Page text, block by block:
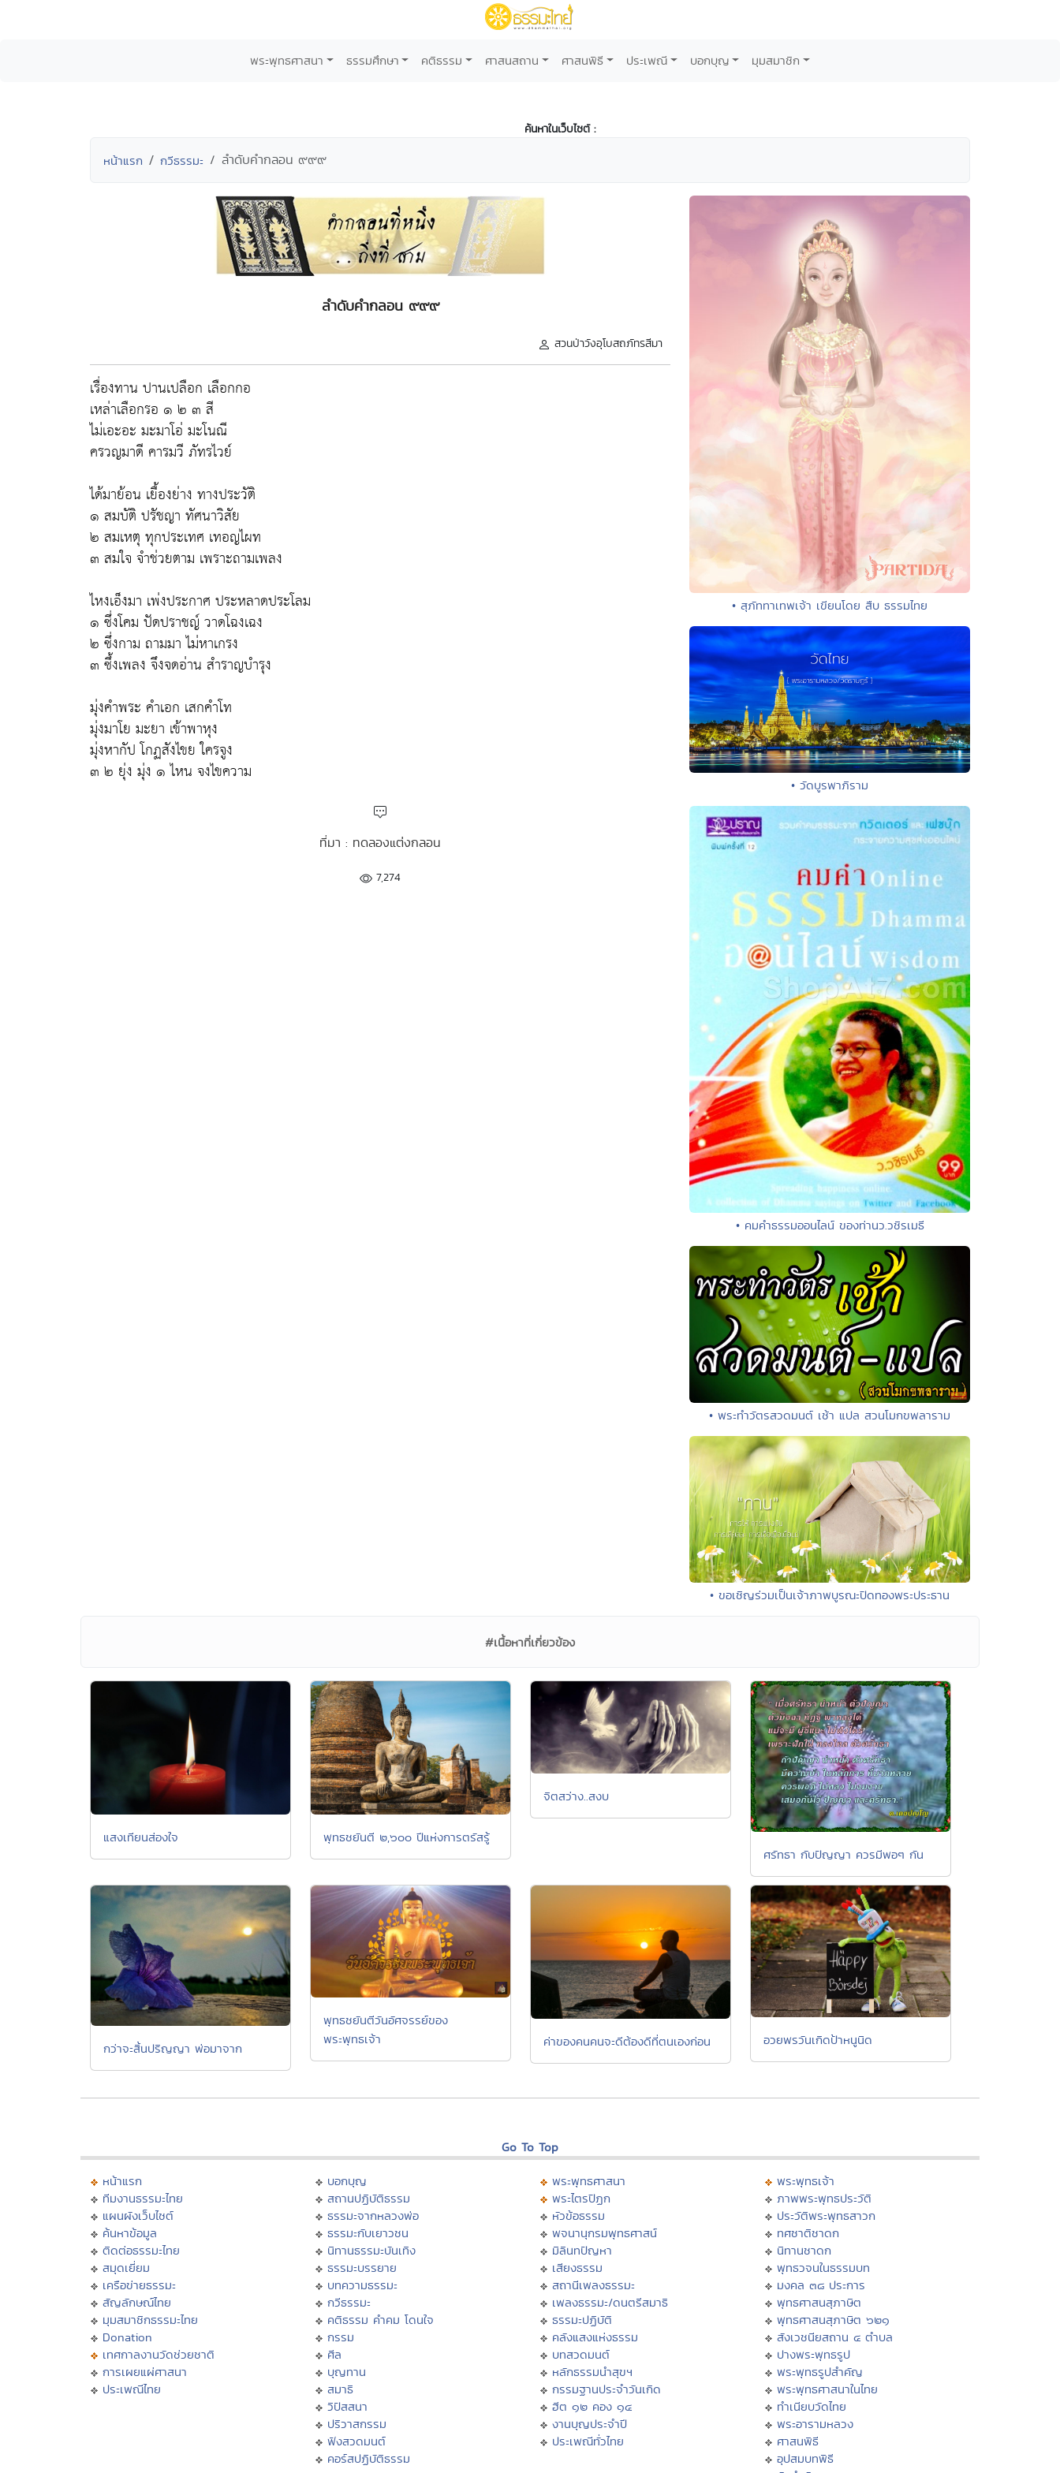
พระพุทธศาสนา ธรรมศึกษา คติธรรม ศาสนสถาน ศาสนพิธี ประเพณี บอกบุญ มุมสมาชิก
ค้นหาในเว็บไซต์ :
หน้าแรก กวีธรรมะ ลำดับคำกลอน ๙๙๙
ลำดับคำกลอน ๙๙๙
สวนป่าวังอุโบสถภัทรสีมา
เรื่องทาน ปานเปลือก เลือกกอ
เหล่าเลือกรอ ๑ ๒ ๓ สี
ไม่เอะอะ มะมาโอ่ มะโนณี
ครวญมาดี คารมวี ภัทรไวย์
ได้มาย้อน เยื้องย่าง ทางประวัติ
๑ สมบัติ ปรัชญา ทัศนาวิสัย
๒ สมเหตุ ทุกประเทศ เทอญไผท
๓ สมใจ จำช่วยตาม เพราะถามเพลง
ไหงเอ็งมา เพ่งประกาศ ประหลาดประโลม
๑ ซึ่งโคม ปัดปราชญ์ วาดโฉงเฉง
๒ ซึ่งกาม ถามมา ไม่หาเกรง
๓ ซึ้งเพลง จึงจดอ่าน สำราญบำรุง
มุ่งคำพระ คำเอก เสกคำโท
มุ่งมาโย มะยา เข้าพาหุง
มุ่งหากัป โกฏสังไขย ใครจูง
๓ ๒ ยุ่ง มุ่ง ๑ ไหน จงไขความ
ที่มา : ทดลองแต่งกลอน
7,274
• สุภัททาเทพเจ้า เขียนโดย สืบ ธรรมไทย
• วัดบูรพาภิราม
• คมคำธรรมออนไลน์ ของท่านว.วชิรเมธี
• พระทำวัตรสวดมนต์ เช้า แปล สวนโมกขพลาราม
• ขอเชิญร่วมเป็นเจ้าภาพบูรณะปิดทองพระประธาน
#เนื้อหาที่เกี่ยวข้อง
แสงเทียนส่องใจ พุทธชยันตี ๒,๖๐๐ ปีแห่งการตรัสรู้
จิตสว่าง..สงบ
ศรัทธา กับปัญญา ควรมีพอๆ กัน
กว่าจะสิ้นปริญญา พ่อมาจาก
พุทธชยันตีวันอัศจรรย์ของ
พระพุทธเจ้า
ค่าของคนคนจะดีต้องดีที่ตนเองก่อน อวยพรวันเกิดป้าหนูนิด
Go To Top
หน้าแรก
ทีมงานธรรมะไทย
แผนผังเว็บไซต์
ค้นหาข้อมูล
ติดต่อธรรมะไทย
สมุดเยี่ยม
เครือข่ายธรรมะ
สัญลักษณ์ไทย
มุมสมาชิกธรรมะไทย
Donation
เทศกาลงานวัดช่วยชาติ
การเผยแผ่ศาสนา
ประเพณีไทย
บอกบุญ
สถานปฏิบัติธรรม
ธรรมะจากหลวงพ่อ
ธรรมะกับเยาวชน
นิทานธรรมะบันเทิง
ธรรมะบรรยาย
บทความธรรมะ
กวีธรรมะ
คติธรรม คำคม โดนใจ
กรรม
ศีล
บุญทาน
สมาธิ
วิปัสสนา
ปริวาสกรรม
ฟังสวดมนต์
คอร์สปฏิบัติธรรม
พระพุทธศาสนา
พระไตรปิฏก
หัวข้อธรรม
พจนานุกรมพุทธศาสน์
มิลินทปัญหา
เสียงธรรม
สถานีเพลงธรรมะ
เพลงธรรมะ/ดนตรีสมาธิ
ธรรมะปฏิบัติ
คลังแสงแห่งธรรม
บทสวดมนต์
หลักธรรมนำสุขฯ
กรรมฐานประจำวันเกิด
ฮีต ๑๒ คอง ๑๔
งานบุญประจำปี
ประเพณีทั่วไทย
พระพุทธเจ้า
ภาพพระพุทธประวัติ
ประวัติพระพุทธสาวก
ทศชาติชาดก
นิทานชาดก
พุทธวจนในธรรมบท
มงคล ๓๘ ประการ
พุทธศาสนสุภาษิต
พุทธศาสนสุภาษิต ๖๒๑
สังเวชนียสถาน ๔ ตำบล
ปางพระพุทธรูป
พระพุทธรูปสำคัญ
พระพุทธศาสนาในไทย
ทำเนียบวัดไทย
พระอารามหลวง
ศาสนพิธี
อุปสมบทพิธี